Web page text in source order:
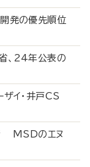
発の優先順位
、24年公表の
イ・井戸CS
MSDのエヌ